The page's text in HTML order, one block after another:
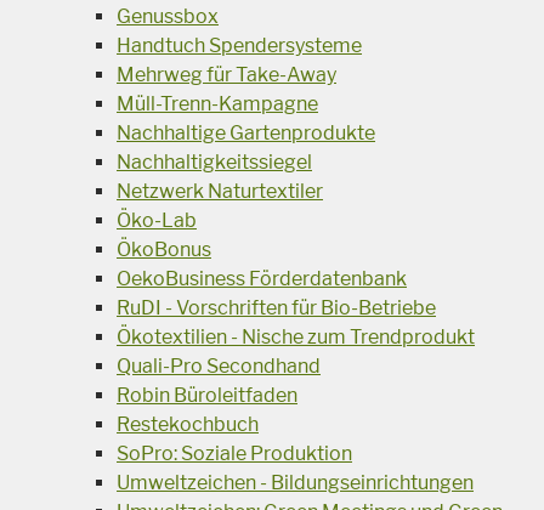
Genussbox
Handtuch Spendersysteme
Mehrweg für Take-Away
Müll-Trenn-Kampagne
Nachhaltige Gartenprodukte
Nachhaltigkeitssiegel
Netzwerk Naturtextiler
Öko-Lab
ÖkoBonus
OekoBusiness Förderdatenbank
RuDI - Vorschriften für Bio-Betriebe
Ökotextilien - Nische zum Trendprodukt
Quali-Pro Secondhand
Robin Büroleitfaden
Restekochbuch
SoPro: Soziale Produktion
Umweltzeichen - Bildungseinrichtungen